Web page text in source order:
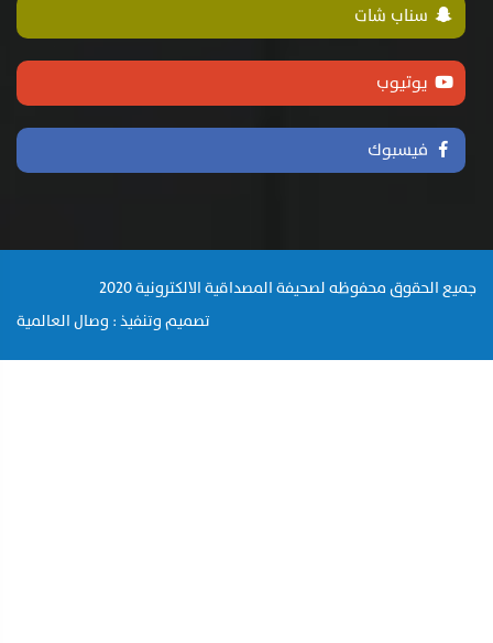
سناب شات
يوتيوب
فيسبوك
جميع الحقوق محفوظه لصحيفة المصداقية الالكترونية 2020
تصميم وتنفيذ : وصال العالمية